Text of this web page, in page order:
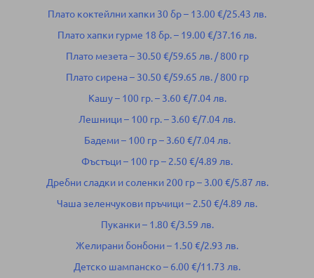
Плато коктейлни хапки 30 бр – 13.00 €/25.43 лв.
Плато хапки гурме 18 бр. – 19.00 €/37.16 лв.
Плато мезета – 30.50 €/59.65 лв. / 800 гр
Плато сирена – 30.50 €/59.65 лв. / 800 гр
Кашу – 100 гр. – 3.60 €/7.04 лв.
Лешници – 100 гр. – 3.60 €/7.04 лв.
Бадеми – 100 гр – 3.60 €/7.04 лв.
Фъстъци – 100 гр – 2.50 €/4.89 лв.
Дребни сладки и соленки 200 гр – 3.00 €/5.87 лв.
Чаша зеленчукови пръчици – 2.50 €/4.89 лв.
Пуканки – 1.80 €/3.59 лв.
Желирани бонбони – 1.50 €/2.93 лв.
Детско шампанско – 6.00 €/11.73 лв.